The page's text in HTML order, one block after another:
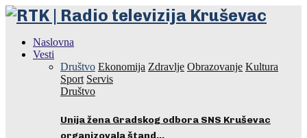
Naslovna
Vesti
Društvo Ekonomija Zdravlje Obrazovanje Kultura
Sport Servis
Društvo
Unija žena Gradskog odbora SNS Kruševac
organizovala štand…